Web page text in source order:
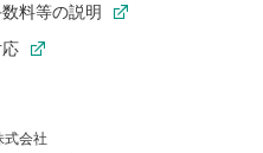
料等の説明
式会社